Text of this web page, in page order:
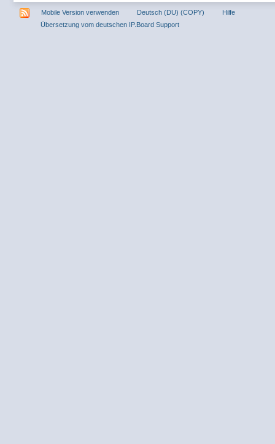
Mobile Version verwenden Deutsch (DU) (COPY)
Hilfe
Übersetzung vom deutschen IP.Board Support